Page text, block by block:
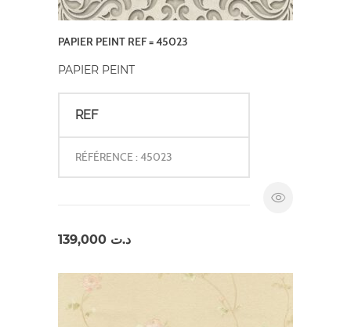
PAPIER PEINT REF = 45023
PAPIER PEINT
REF
RÉFÉRENCE : 45023
د.ت